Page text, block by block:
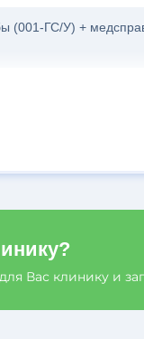
(001-ГС/У) +
Вас клинику и